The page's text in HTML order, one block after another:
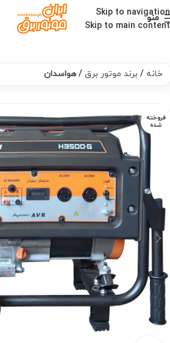
Skip to navigation
Skip to main content
منو
خانه برند موتور برق هواسدان
فروخته
شده